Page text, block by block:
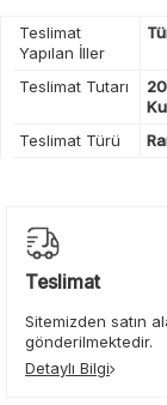
Teslimat
Yapılan İller
Teslimat Tutarı
Teslimat Türü
Teslimat
Sitemizden satın
gönderilmektedir.
Detaylı Bilgi